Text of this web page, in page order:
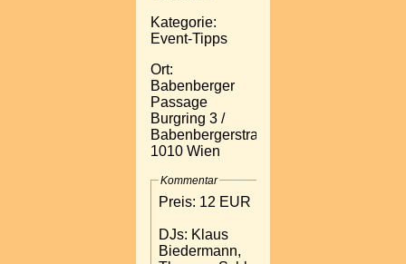
Kategorie:
Event-Tipps
Ort:
Babenberger
Passage
Burgring 3 /
Babenbergerstraße
1010 Wien
Kommentar
Preis: 12 EUR
DJs: Klaus
Biedermann,